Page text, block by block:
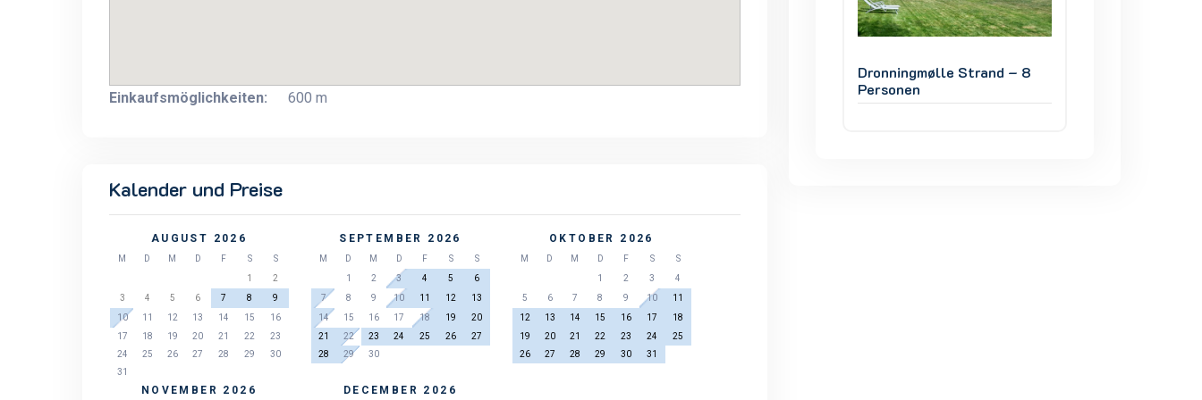
Einkaufsmöglichkeiten: 600 m
Kalender und Preise
AUGUST 2026
M D M D F S
S
1
2
3
4 5 6 7 8
9
10
11 12 13 14 15
16
17
18 19 20 21 22
23
24
25 26 27 28 29
30
31
SEPTEMBER 2026
M D M D F S
S
1
2 3 4 5
6
7
8 9 10 11 12
13
14
15 16 17 18 19
20
21
22 23 24 25 26
27
28
29 30
OKTOBER 2026
M D M D F S
S
1
2 3
4
5
6 7 8 9 10
11
12
13 14 15 16 17
18
19
20 21 22 23 24
25
26
27 28 29 30 31
NOVEMBER 2026 DECEMBER 2026
Personen
Personen
Dronningmølle Strand – 8
Personen